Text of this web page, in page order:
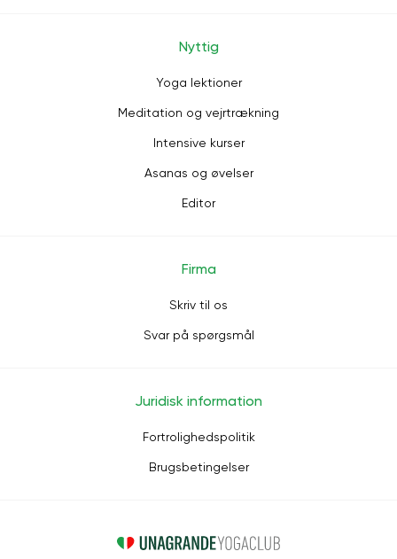
Nyttig
Yoga lektioner
Meditation og vejrtrækning
Intensive kurser
Asanas og øvelser
Editor
Firma
Skriv til os
Svar på spørgsmål
Juridisk information
Fortrolighedspolitik
Brugsbetingelser